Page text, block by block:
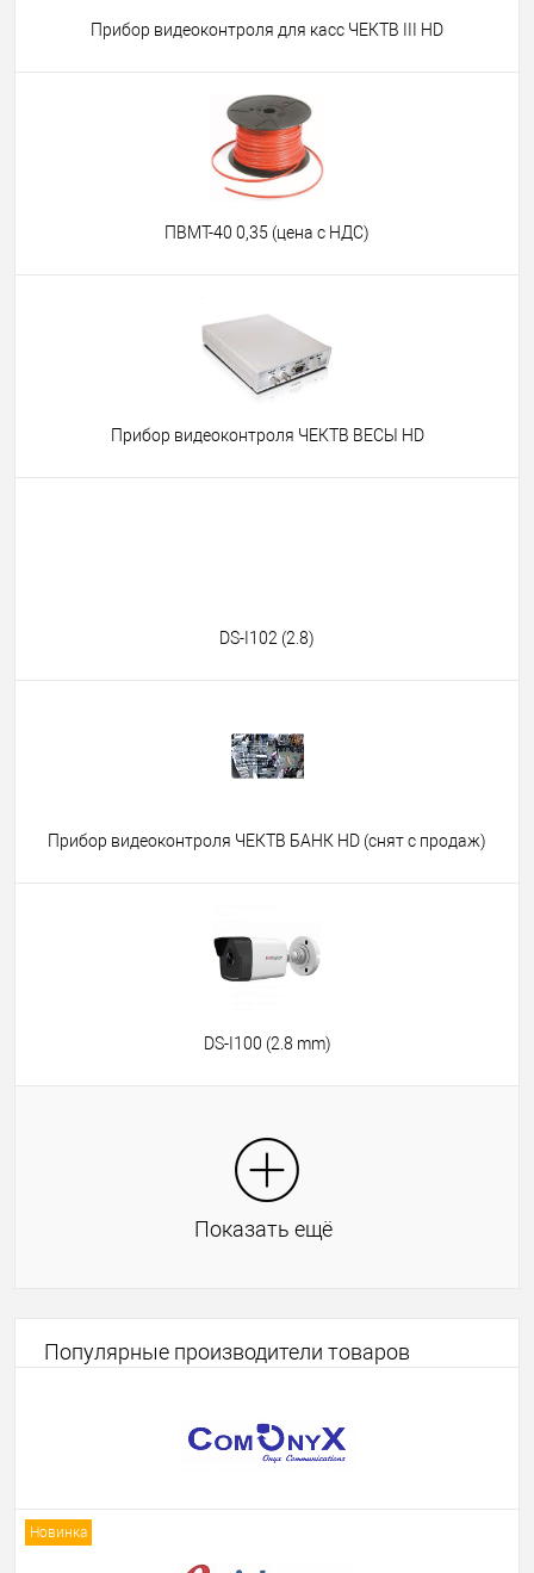
Прибор видеоконтроля для касс ЧЕКТВ III HD
ПВМТ-40 0,35 (цена с НДС)
Прибор видеоконтроля ЧЕКТВ ВЕСЫ HD
DS-I102 (2.8)
Прибор видеоконтроля ЧЕКТВ БАНК HD (снят с продаж)
DS-I100 (2.8 mm)
Показать ещё
Популярные производители товаров
Новинка